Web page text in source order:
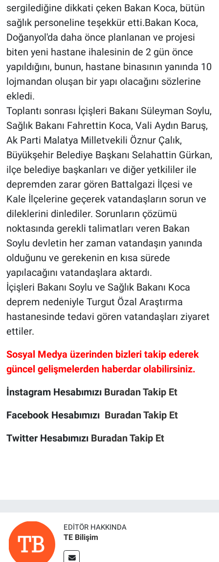
sergilediğine dikkati çeken Bakan Koca, bütün
sağlık personeline teşekkür etti.Bakan Koca,
Doğanyol'da daha önce planlanan ve projesi
biten yeni hastane ihalesinin de 2 gün önce
yapıldığını, bunun, hastane binasının yanında 10
lojmandan oluşan bir yapı olacağını sözlerine
ekledi.
Toplantı sonrası İçişleri Bakanı Süleyman Soylu,
Sağlık Bakanı Fahrettin Koca, Vali Aydın Baruş,
Ak Parti Malatya Milletvekili Öznur Çalık,
Büyükşehir Belediye Başkanı Selahattin Gürkan,
ilçe belediye başkanları ve diğer yetkililer ile
depremden zarar gören Battalgazi İlçesi ve
Kale İlçelerine geçerek vatandaşların sorun ve
dileklerini dinlediler. Sorunların çözümü
noktasında gerekli talimatları veren Bakan
Soylu devletin her zaman vatandaşın yanında
olduğunu ve gerekenin en kısa sürede
yapılacağını vatandaşlara aktardı.
İçişleri Bakanı Soylu ve Sağlık Bakanı Koca
deprem nedeniyle Turgut Özal Araştırma
hastanesinde tedavi gören vatandaşları ziyaret
ettiler.
Sosyal Medya üzerinden bizleri takip ederek
güncel gelişmelerden haberdar olabilirsiniz.
İnstagram Hesabımızı Buradan Takip Et
Facebook Hesabımızı Buradan Takip Et
Twitter Hesabımızı Buradan Takip Et
EDITÖR HAKKINDA
TE Bilişim